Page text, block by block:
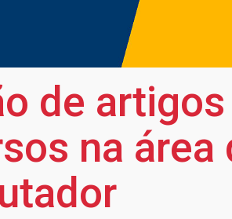
de artigos
na área